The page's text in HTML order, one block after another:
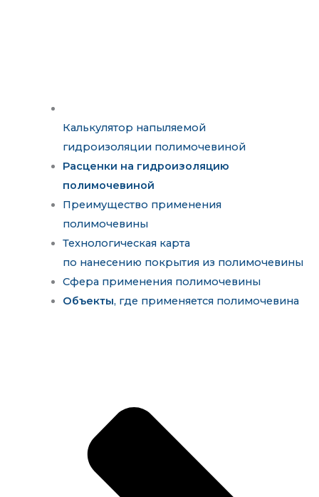
Калькулятор напыляемой
гидроизоляции полимочевиной
Расценки на гидроизоляцию
полимочевиной
Преимущество применения
полимочевины
Технологическая карта
по нанесению покрытия из полимочевины
Сфера применения полимочевины
Объекты, где применяется полимочевина